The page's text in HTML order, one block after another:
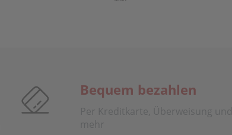
Bequem bezahlen
Per Kreditkarte, Überweisung und
mehr